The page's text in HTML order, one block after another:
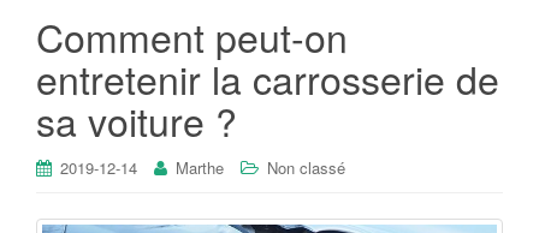
Comment peut-on
entretenir la carrosserie de
sa voiture ?
2019-12-14 Marthe Non classé